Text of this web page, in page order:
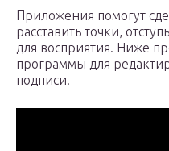
Приложения помогут
расставить точки,
для восприятия. Ниже
программы для
подписи.